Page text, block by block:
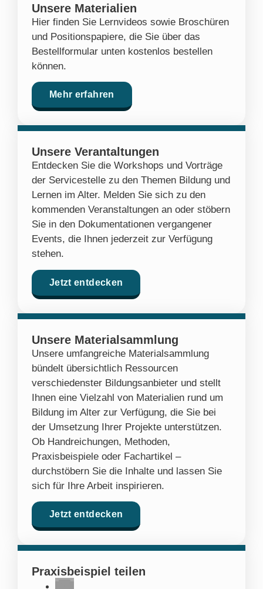
Unsere Materialien
Hier finden Sie Lernvideos sowie Broschüren
und Positionspapiere, die Sie über das
Bestellformular unten kostenlos bestellen
können.
Mehr erfahren
Unsere Verantaltungen
Entdecken Sie die Workshops und Vorträge
der Servicestelle zu den Themen Bildung und
Lernen im Alter. Melden Sie sich zu den
kommenden Veranstaltungen an oder stöbern
Sie in den Dokumentationen vergangener
Events, die Ihnen jederzeit zur Verfügung
stehen.
Jetzt entdecken
Unsere Materialsammlung
Unsere umfangreiche Materialsammlung
bündelt übersichtlich Ressourcen
verschiedenster Bildungsanbieter und stellt
Ihnen eine Vielzahl von Materialien rund um
Bildung im Alter zur Verfügung, die Sie bei
der Umsetzung Ihrer Projekte unterstützen.
Ob Handreichungen, Methoden,
Praxisbeispiele oder Fachartikel –
durchstöbern Sie die Inhalte und lassen Sie
sich für Ihre Arbeit inspirieren.
Jetzt entdecken
Praxisbeispiel teilen